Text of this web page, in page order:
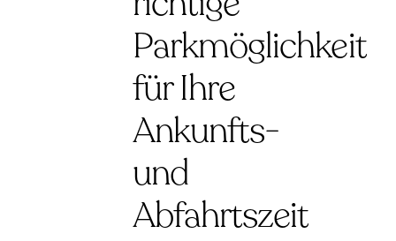
Parkmöglichkeit
für Ihre
Ankunfts-
und
Abfahrtszeit